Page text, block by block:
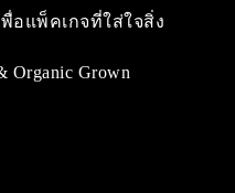
เพื่อแพ็คเกจที่ใส่ใจสิ่ง
Organic Grown